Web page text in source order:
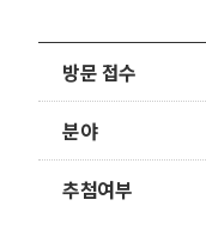
방문 접수
분야
추첨여부